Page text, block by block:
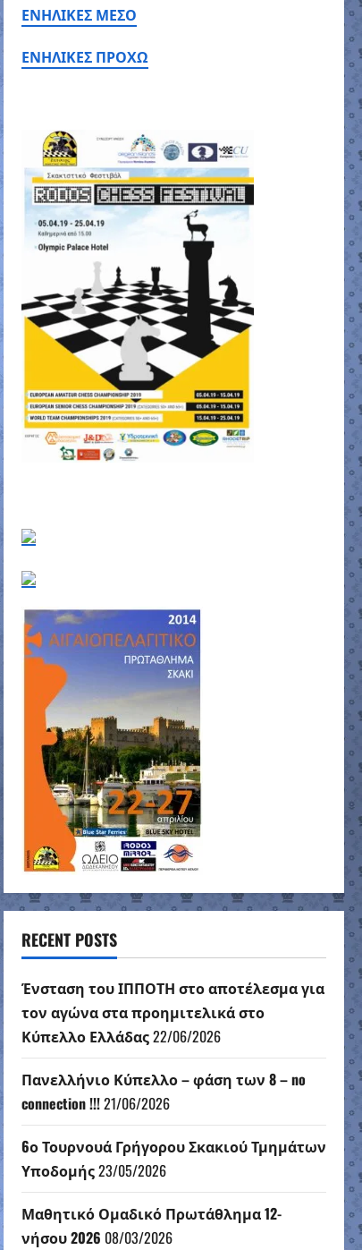
ΕΝΗΛΙΚΕΣ ΜΕΣΟ
ΕΝΗΛΙΚΕΣ ΠΡΟΧΩ
RECENT POSTS
Ένσταση του ΙΠΠΟΤΗ στο αποτέλεσμα για
τον αγώνα στα προημιτελικά στο
Κύπελλο Ελλάδας22/06/2026
Πανελλήνιο Κύπελλο – φάση των 8 – no
connection !!!21/06/2026
6ο Τουρνουά Γρήγορου Σκακιού Τμημάτων
Υποδομής23/05/2026
Μαθητικό Ομαδικό Πρωτάθλημα 12-
νήσου 2026 08/03/2026